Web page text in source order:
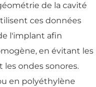
de la cavité
ces données
l'implant afin
en évitant les
ondes sonores.
en polyéthylène